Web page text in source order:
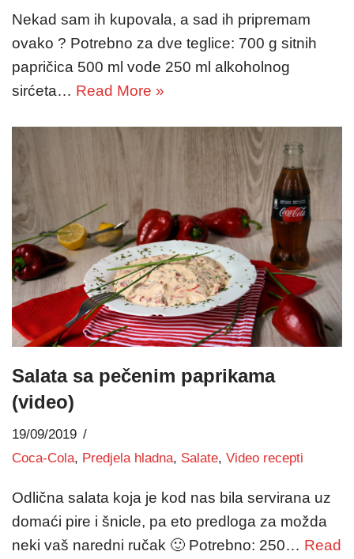
Nekad sam ih kupovala, a sad ih pripremam
ovako ? Potrebno za dve teglice: 700 g sitnih
papričica 500 ml vode 250 ml alkoholnog
sirćeta… Read More »
Salata sa pečenim paprikama
(video)
19/09/2019
Coca-Cola, Predjela hladna, Salate, Video recepti
Odlična salata koja je kod nas bila servirana uz
domaći pire i šnicle, pa eto predloga za možda
neki vaš naredni ručak 🙂 Potrebno: 250… Read